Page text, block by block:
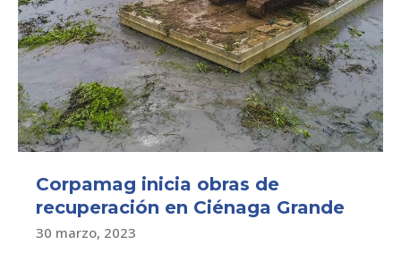
Corpamag inicia obras de
recuperación en Ciénaga Grande
30 marzo, 2023